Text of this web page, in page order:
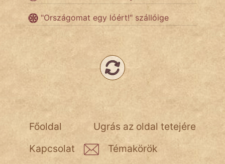
Hoffer Botond
"Országomat egy lóért!" szállóige
Ugrás az oldal tetejére
Főoldal
Kapcsolat
Témakörök